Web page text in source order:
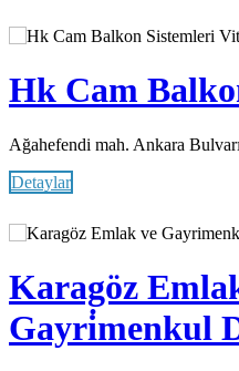
Hk Cam
Ağahefendi mah. Ankara
Detaylar
Karagöz
Gayri̇menkul